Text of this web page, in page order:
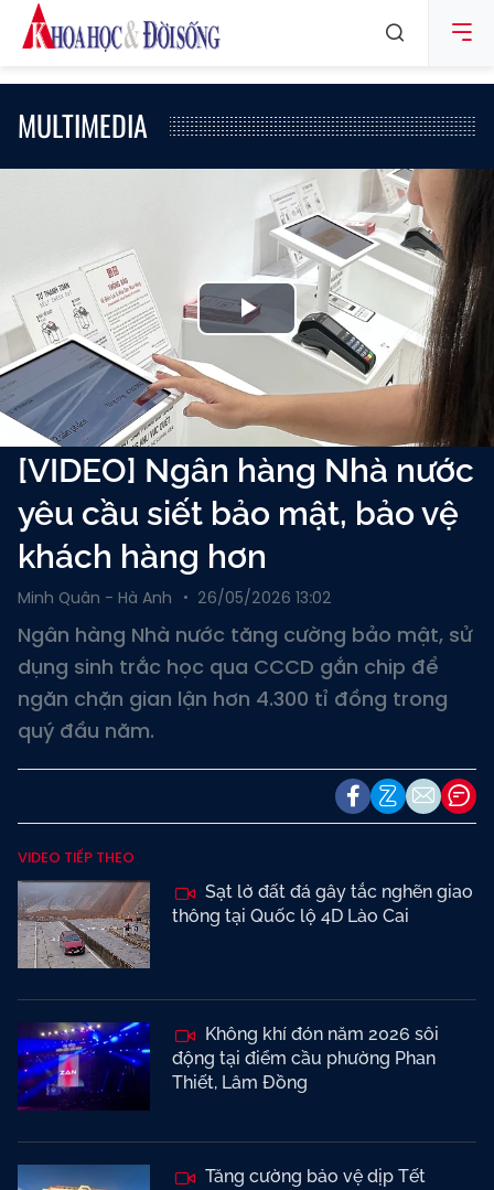
MULTIMEDIA
Play
Video
[VIDEO] Ngân hàng Nhà nước
yêu cầu siết bảo mật, bảo vệ
khách hàng hơn
Minh Quân - Hà Anh 26/05/2026 13:02
Ngân hàng Nhà nước tăng cường bảo mật, sử
dụng sinh trắc học qua CCCD gắn chip để
ngăn chặn gian lận hơn 4.300 tỉ đồng trong
quý đầu năm.
VIDEO TIẾP THEO
Sạt lở đất đá gây tắc nghẽn giao
thông tại Quốc lộ 4D Lào Cai
Không khí đón năm 2026 sôi
động tại điểm cầu phường Phan
Thiết, Lâm Đồng
Tăng cường bảo vệ dịp Tết